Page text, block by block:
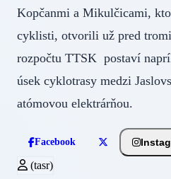
Kopčanmi a Mikulčicami,
cyklisti, otvorili už pred
rozpočtu TTSK postaví
úsek cyklotrasy medzi
atómovou elektrárňou.
Facebook
(tasr)